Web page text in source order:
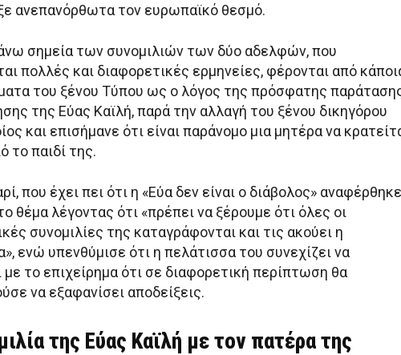
ανεπανόρθωτα τον ευρωπαϊκό θεσμό.
σημεία των συνομιλιών των δύο αδελφών, που
πολλές και διαφορετικές ερμηνείες, φέρονται από
του ξένου Τύπου ως ο λόγος της πρόσφατης
της Εύας Καϊλή, παρά την αλλαγή του ξένου δικηγόρου
και επισήμανε ότι είναι παράνομο μια μητέρα να
το παιδί της.
που έχει πει ότι η «Εύα δεν είναι ο διάβολος» αναφέρθηκε
θέμα λέγοντας ότι «πρέπει να ξέρουμε ότι όλες οι
συνομιλίες της καταγράφονται και τις ακούει η
ενώ υπενθύμισε ότι η πελάτισσα του συνεχίζει να
με το επιχείρημα ότι σε διαφορετική περίπτωση θα
να εξαφανίσει αποδείξεις.
της Εύας Καϊλή με τον πατέρα της